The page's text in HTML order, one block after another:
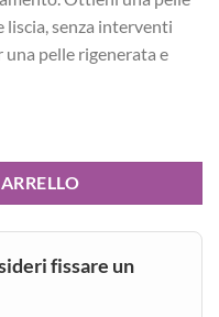
senza interventi
pelle rigenerata e
fissare un